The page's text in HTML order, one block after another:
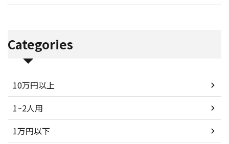
Categories
10万円以上
1~2人用
1万円以下